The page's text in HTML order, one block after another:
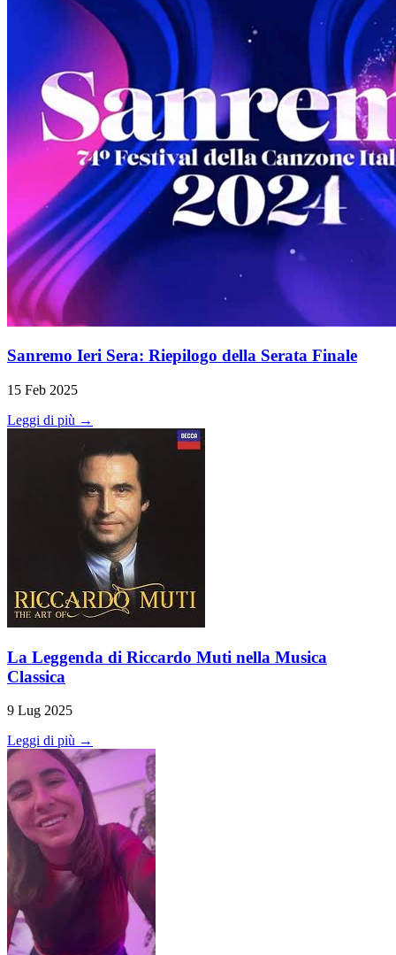
Sanremo Ieri Sera: Riepilogo della Serata Finale
15 Feb 2025
Leggi di più →
La Leggenda di Riccardo Muti nella Musica
Classica
9 Lug 2025
Leggi di più →